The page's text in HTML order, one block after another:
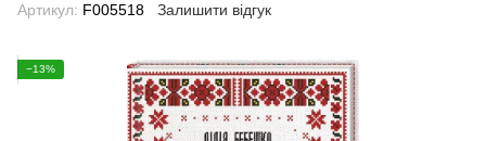
Артикул: F005518 Залишити відгук
−13%